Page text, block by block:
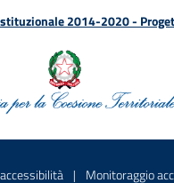
2014-2020 -
una nuova finestraSito interno - Apre
Monitoraggio